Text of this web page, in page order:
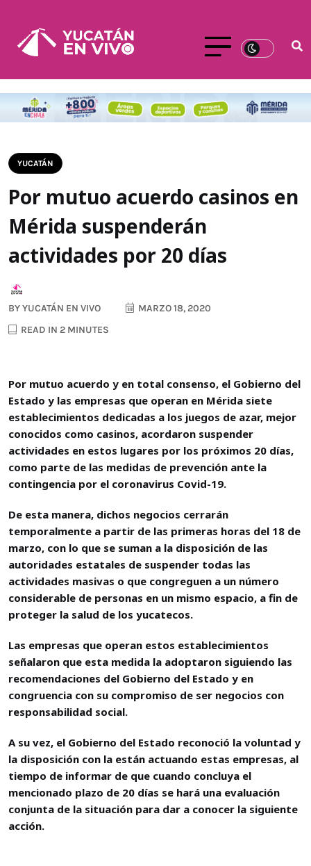
YUCATÁN
Por mutuo acuerdo casinos en
Mérida suspenderán
actividades por 20 días
BYYUCATÁN EN VIVO
MARZO 18, 2020
READ IN 2 MINUTES
Por mutuo acuerdo y en total consenso, el Gobierno del
Estado y las empresas que operan en Mérida siete
establecimientos dedicadas a los juegos de azar, mejor
conocidos como casinos, acordaron suspender
actividades en estos lugares por los próximos 20 días,
como parte de las medidas de prevención ante la
contingencia por el coronavirus Covid-19.
De esta manera, dichos negocios cerrarán
temporalmente a partir de las primeras horas del 18 de
marzo, con lo que se suman a la disposición de las
autoridades estatales de suspender todas las
actividades masivas o que congreguen a un número
considerable de personas en un mismo espacio, a fin de
proteger la salud de los yucatecos.
Las empresas que operan estos establecimientos
señalaron que esta medida la adoptaron siguiendo las
recomendaciones del Gobierno del Estado y en
congruencia con su compromiso de ser negocios con
responsabilidad social.
A su vez, el Gobierno del Estado reconoció la voluntad y
la disposición con la están actuando estas empresas, al
tiempo de informar de que cuando concluya el
mencionado plazo de 20 días se hará una evaluación
conjunta de la situación para dar a conocer la siguiente
acción.